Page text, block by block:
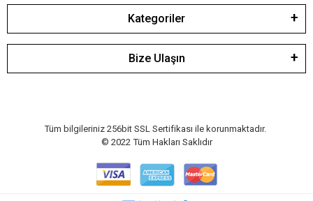
Kategoriler
Bize Ulaşın
Tüm bilgileriniz 256bit SSL Sertifikası ile korunmaktadır.
© 2022 Tüm Hakları Saklıdır